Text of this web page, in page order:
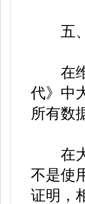
五、
在维
代》中
所有数
在大
不是使
证明，